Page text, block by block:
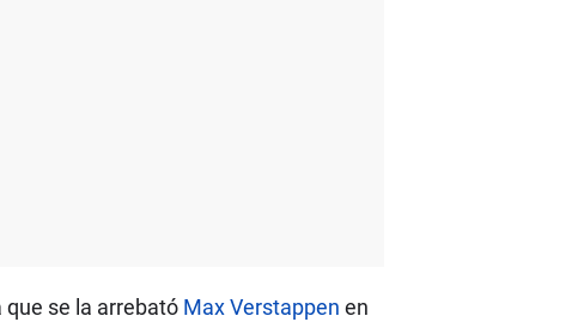
que se la arrebató Max Verstappen en